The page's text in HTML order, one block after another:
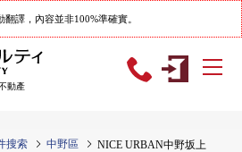
翻譯，內容並非100%準確實。
動產
搜索 中野區 NICE URBAN中野坂上